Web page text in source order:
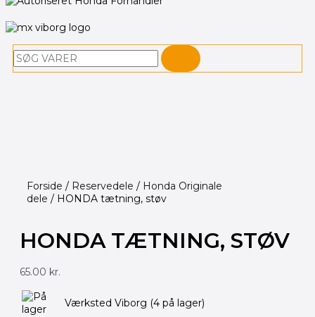
Søg
Forside / Reservedele / Honda Originale
dele / HONDA tætning, støv
HONDA TÆTNING, STØV
65.00 kr.
Værksted Viborg (4 på lager)
HONDA
tætning,